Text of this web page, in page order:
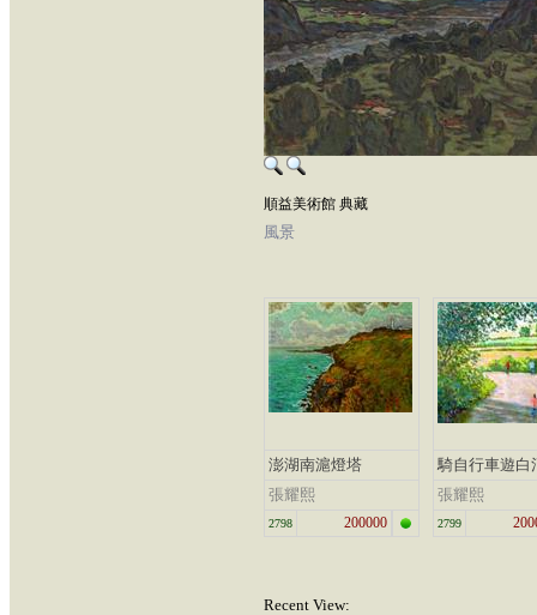
順益美術館 典藏
風景
澎湖南滬燈塔
張耀熙
2798 200000
騎自行車遊白
張耀熙
2799
Recent View: